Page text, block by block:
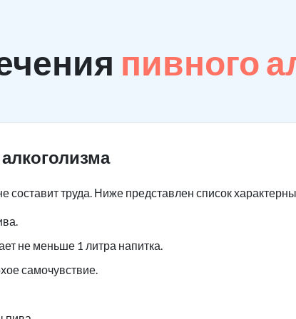
пивного
составит труда. Ниже представлен список
не меньше 1 литра напитка.
самочувствие.